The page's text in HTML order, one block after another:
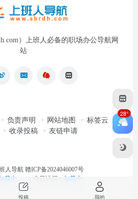
）上班人必备的职场办公导航网
站
负责声明 网站地图
标签云
收录投稿 友链申请
人导航 赣ICP备2024046007号
载中... 今日访问： 加载中...
28°
投稿 我的